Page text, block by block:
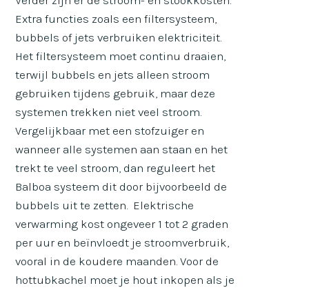
Extra functies zoals een filtersysteem,
bubbels of jets verbruiken elektriciteit.
Het filtersysteem moet continu draaien,
terwijl bubbels en jets alleen stroom
gebruiken tijdens gebruik, maar deze
systemen trekken niet veel stroom.
Vergelijkbaar met een stofzuiger en
wanneer alle systemen aan staan en het
trekt te veel stroom, dan reguleert het
Balboa systeem dit door bijvoorbeeld de
bubbels uit te zetten. Elektrische
verwarming kost ongeveer 1 tot 2 graden
per uur en beïnvloedt je stroomverbruik,
vooral in de koudere maanden. Voor de
hottubkachel moet je hout inkopen als je